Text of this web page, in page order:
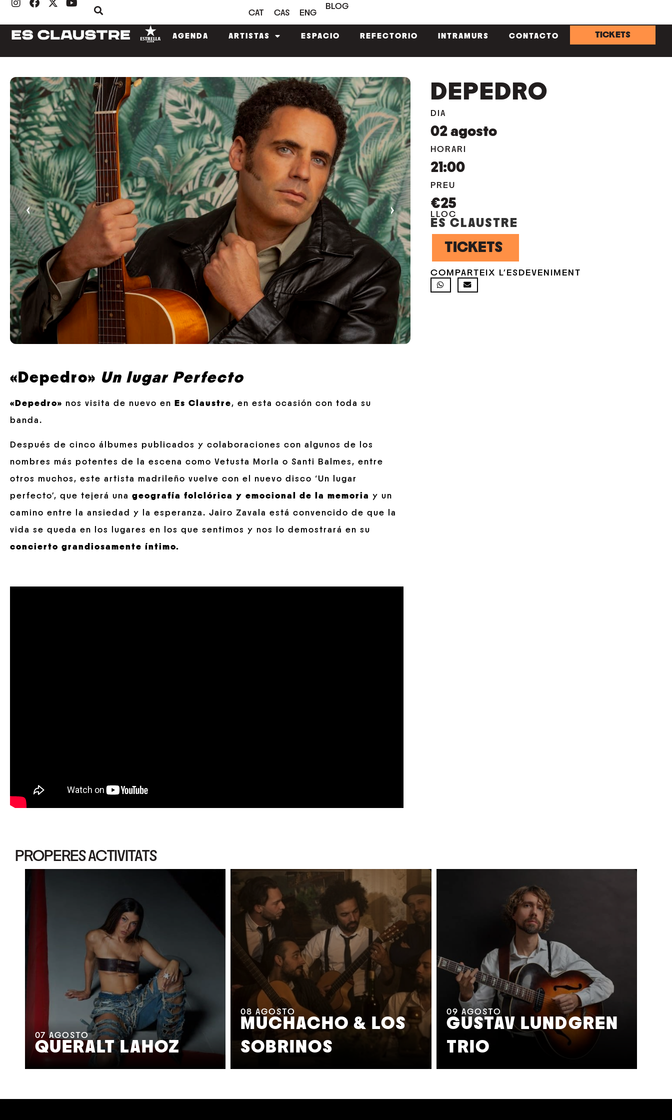
CAT CAS ENG
BLOG
AGENDA ARTISTAS ESPACIO REFECTORIO INTRAMURS CONTACTO TICKETS
‹ ›
DEPEDRO
DIA
02 agosto
HORARI
21:00
PREU
€25
LLOC
ES CLAUSTRE
TICKETS
COMPARTEIX L'ESDEVENIMENT
«Depedro» Un lugar Perfecto
«Depedro» nos visita de nuevo en Es Claustre, en esta ocasión con toda su
banda.
Después de cinco álbumes publicados y colaboraciones con algunos de los
nombres más potentes de la escena como Vetusta Morla o Santi Balmes, entre
otros muchos, este artista madrileño vuelve con el nuevo disco ‘Un lugar
perfecto’, que tejerá una geografía folclórica y emocional de la memoria y un
camino entre la ansiedad y la esperanza. Jairo Zavala está convencido de que la
vida se queda en los lugares en los que sentimos y nos lo demostrará en su
concierto grandiosamente íntimo.
PROPERES ACTIVITATS
07 AGOSTO
QUERALT LAHOZ
08 AGOSTO
MUCHACHO & LOS
SOBRINOS
09 AGOSTO
GUSTAV LUNDGREN
TRIO